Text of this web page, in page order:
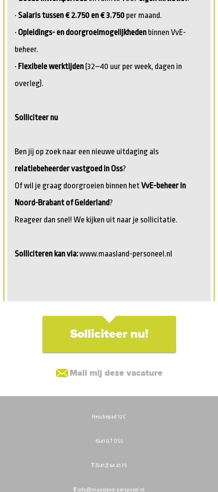
• Salaris tussen € 2.750 en € 3.750 per maand.
• Opleidings- en doorgroeimogelijkheden binnen VvE-
beheer.
• Flexibele werktijden (32–40 uur per week, dagen in
overleg).
Solliciteer nu
Ben jij op zoek naar een nieuwe uitdaging als
relatiebeheerder vastgoed in Oss?
Of wil je graag doorgroeien binnen hetVvE-beheer in
Noord-Brabant of Gelderland?
Reageer dan snel! We kijken uit naar je sollicitatie.
Solliciteren kan via:www.maasland-personeel.nl
Solliciteer nu!
Mail mij deze vacature
Heschepad 12 C
5341 GT OSS
T (0412) 64 41 79
E info@maasland-personeel.nl